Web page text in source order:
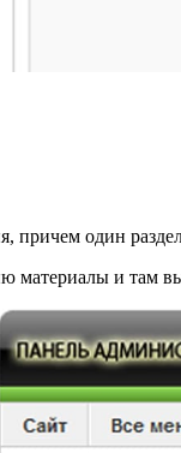
причем один
материалы и там